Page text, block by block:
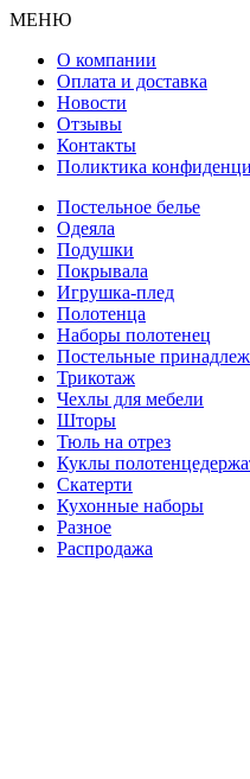
МЕНЮ
О компании
Оплата и доставка
Новости
Отзывы
Контакты
Поликтика
Постельное белье
Одеяла
Подушки
Покрывала
Игрушка-плед
Полотенца
Наборы полотенец
Постельные
Трикотаж
Чехлы для мебели
Шторы
Тюль на отрез
Куклы
Скатерти
Кухонные наборы
Разное
Распродажа